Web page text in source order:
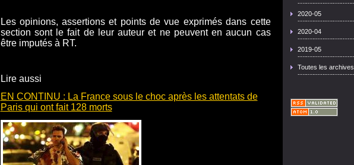
2020-05
2020-04
2019-05
Toutes les archives
Les opinions, assertions et points de vue exprimés dans cette
section sont le fait de leur auteur et ne peuvent en aucun cas
être imputés à RT.
Lire aussi
EN CONTINU : La France sous le choc après les attentats de
Paris qui ont fait 128 morts